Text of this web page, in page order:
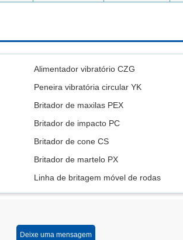
Alimentador vibratório CZG
Peneira vibratória circular YK
Britador de maxilas PEX
Britador de impacto PC
Britador de cone CS
Britador de martelo PX
Linha de britagem móvel de rodas
Deixe uma mensagem